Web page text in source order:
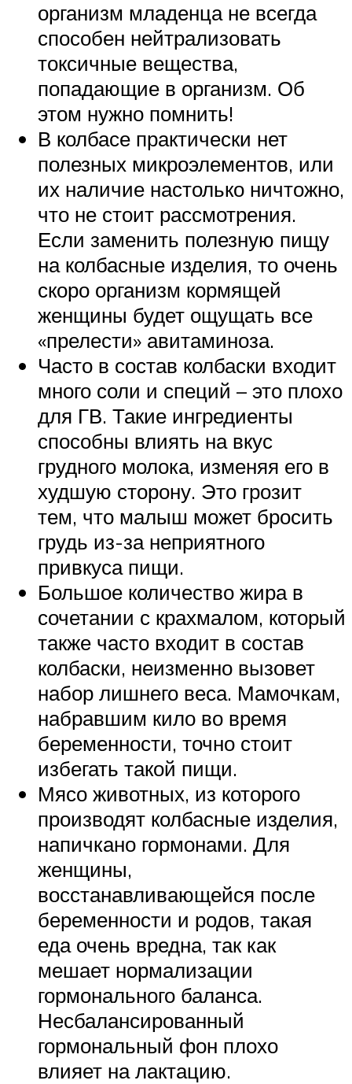
организм младенца не всегда
способен нейтрализовать
токсичные вещества,
попадающие в организм. Об
этом нужно помнить!
В колбасе практически нет
полезных микроэлементов, или
их наличие настолько ничтожно,
что не стоит рассмотрения.
Если заменить полезную пищу
на колбасные изделия, то очень
скоро организм кормящей
женщины будет ощущать все
«прелести» авитаминоза.
Часто в состав колбаски входит
много соли и специй – это плохо
для ГВ. Такие ингредиенты
способны влиять на вкус
грудного молока, изменяя его в
худшую сторону. Это грозит
тем, что малыш может бросить
грудь из-за неприятного
привкуса пищи.
Большое количество жира в
сочетании с крахмалом, который
также часто входит в состав
колбаски, неизменно вызовет
набор лишнего веса. Мамочкам,
набравшим кило во время
беременности, точно стоит
избегать такой пищи.
Мясо животных, из которого
производят колбасные изделия,
напичкано гормонами. Для
женщины,
восстанавливающейся после
беременности и родов, такая
еда очень вредна, так как
мешает нормализации
гормонального баланса.
Несбалансированный
гормональный фон плохо
влияет на лактацию.